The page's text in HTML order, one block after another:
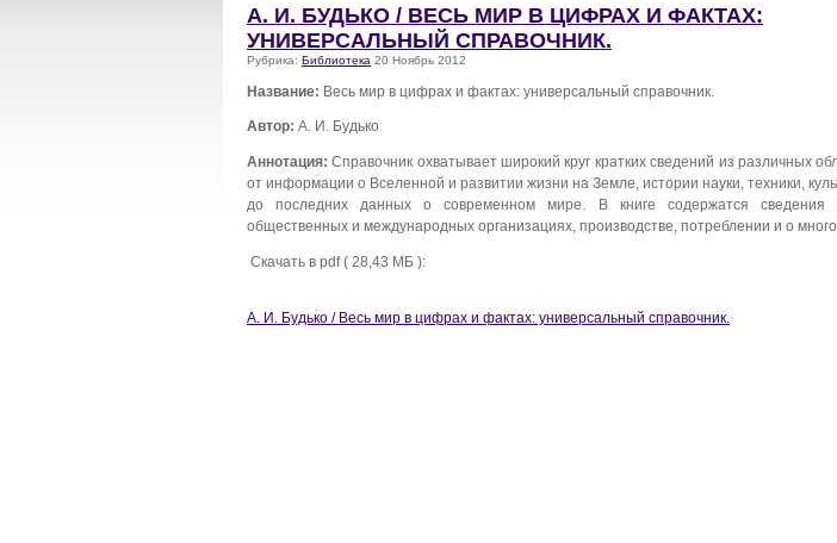
А. И. БУДЬКО / ВЕСЬ МИР В ЦИФРАХ И ФАКТАХ:
УНИВЕРСАЛЬНЫЙ СПРАВОЧНИК.
Рубрика: Библиотека 20 Ноябрь 2012
Название: Весь мир в цифрах и фактах: универсальный справочник.
Автор: А. И. Будько
Аннотация: Справочник охватывает широкий круг кратких сведений из различных
от информации о Вселенной и развитии жизни на Земле, истории науки, техники,
до последних данных о современном мире. В книге содержатся сведения о
общественных и международных организациях, производстве, потреблении и о
Скачать в pdf ( 28,43 МБ ):
А. И. Будько / Весь мир в цифрах и фактах: универсальный справочник.